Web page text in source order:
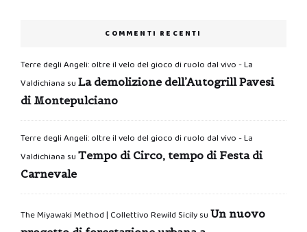
COMMENTI RECENTI
Terre degli Angeli: oltre il velo del gioco di ruolo dal vivo - La
Valdichiana su La demolizione dell’Autogrill Pavesi
di Montepulciano
Terre degli Angeli: oltre il velo del gioco di ruolo dal vivo - La
Valdichiana su Tempo di Circo, tempo di Festa di
Carnevale
The Miyawaki Method | Collettivo Rewild Sicilysu Un nuovo